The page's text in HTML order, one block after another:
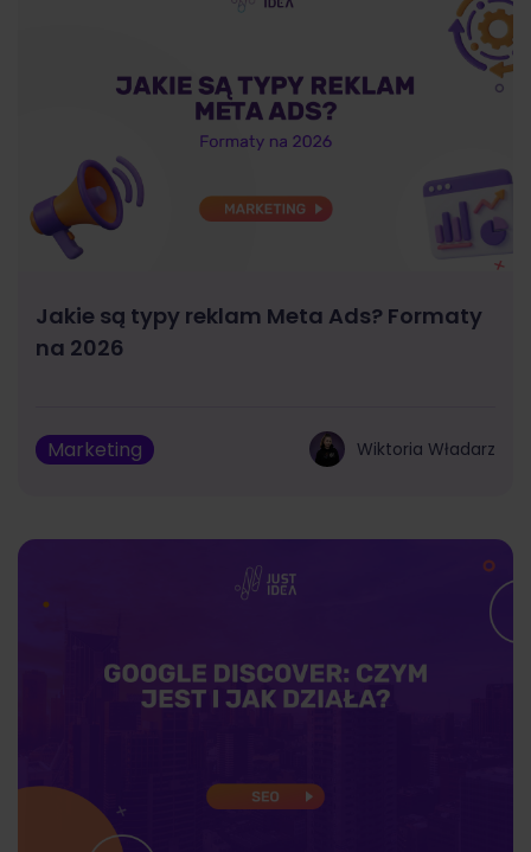
Jakie są typy reklam Meta Ads? Formaty
na 2026
Marketing Wiktoria Władarz